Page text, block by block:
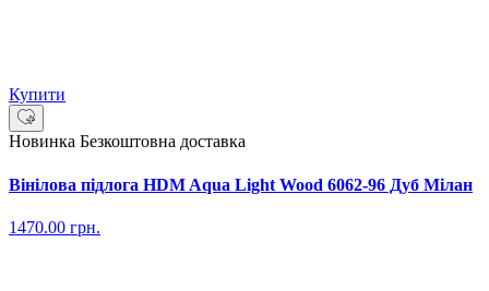
Купити
Новинка Безкоштовна доставка
Вінілова підлога HDM Aqua Light Wood 6062-96 Дуб Мілан
1470.00 грн.